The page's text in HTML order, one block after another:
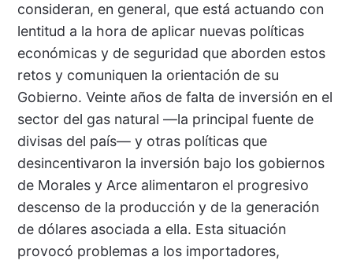
consideran, en general, que está actuando con
lentitud a la hora de aplicar nuevas políticas
económicas y de seguridad que aborden estos
retos y comuniquen la orientación de su
Gobierno. Veinte años de falta de inversión en el
sector del gas natural —la principal fuente de
divisas del país— y otras políticas que
desincentivaron la inversión bajo los gobiernos
de Morales y Arce alimentaron el progresivo
descenso de la producción y de la generación
de dólares asociada a ella. Esta situación
provocó problemas a los importadores,